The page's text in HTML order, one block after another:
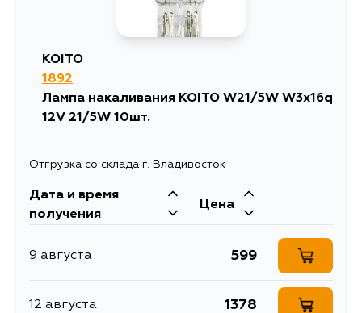
561
5 сентября
KOITO
1892
Лампа накаливания KOITO W21/5W W3x16q
12V 21/5W 10шт.
Отгрузка со склада г. Владивосток
Дата и время
получения
Цена
9 августа 599
12 августа 1378